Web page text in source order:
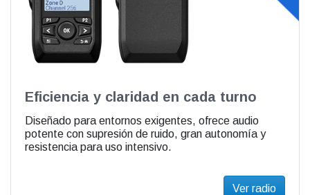
Eficiencia y claridad en cada turno
Diseñado para entornos exigentes, ofrece audio
potente con supresión de ruido, gran autonomía y
resistencia para uso intensivo.
Ver radio